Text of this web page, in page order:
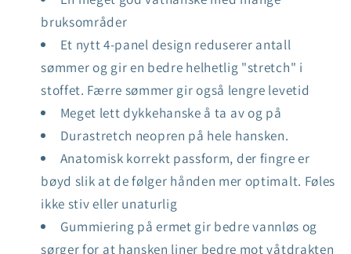
bruksområder
Et nytt 4-panel design reduserer antall
sømmer og gir en bedre helhetlig "stretch" i
stoffet. Færre sømmer gir også lengre levetid
Meget lett dykkehanske å ta av og på
Durastretch neopren på hele hansken.
Anatomisk korrekt passform, der fingre er
bøyd slik at de følger hånden mer optimalt. Føles
ikke stiv eller unaturlig
Gummiering på ermet gir bedre vannløs og
sørger for at hansken liner bedre mot våtdrakten